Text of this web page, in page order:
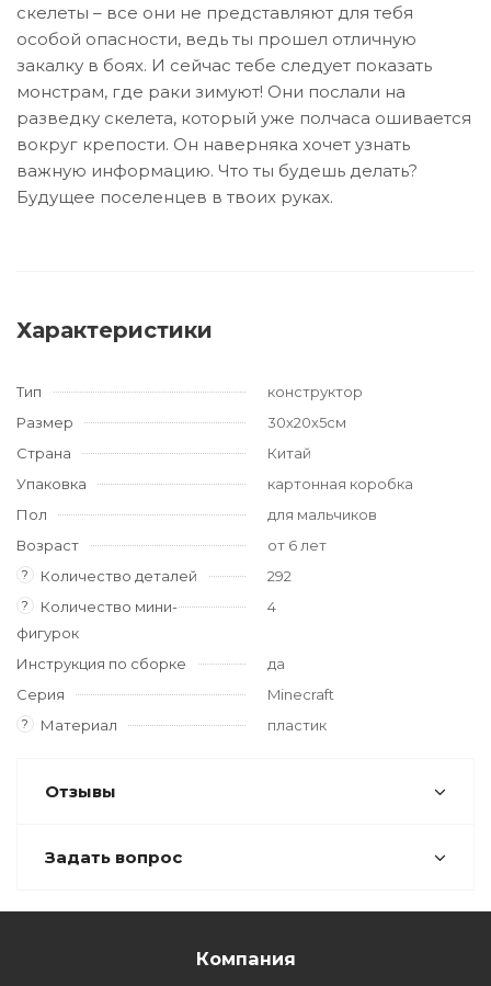
скелеты – все они не представляют для тебя
особой опасности, ведь ты прошел отличную
закалку в боях. И сейчас тебе следует показать
монстрам, где раки зимуют! Они послали на
разведку скелета, который уже полчаса ошивается
вокруг крепости. Он наверняка хочет узнать
важную информацию. Что ты будешь делать?
Будущее поселенцев в твоих руках.
Характеристики
Тип
конструктор
Размер
30х20х5см
Страна
Китай
Упаковка
картонная коробка
Пол
для мальчиков
Возраст
от 6 лет
? Количество деталей 292
?
Количество мини-
фигурок
4
Инструкция по сборке
да
Серия
Minecraft
? Материал пластик
Отзывы
Задать вопрос
Компания